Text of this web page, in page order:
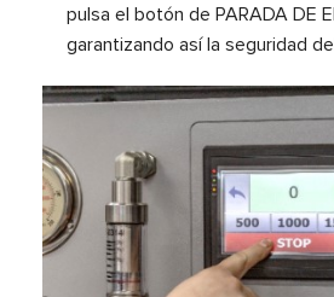
pulsa el botón de PARADA DE
garantizando así la seguridad